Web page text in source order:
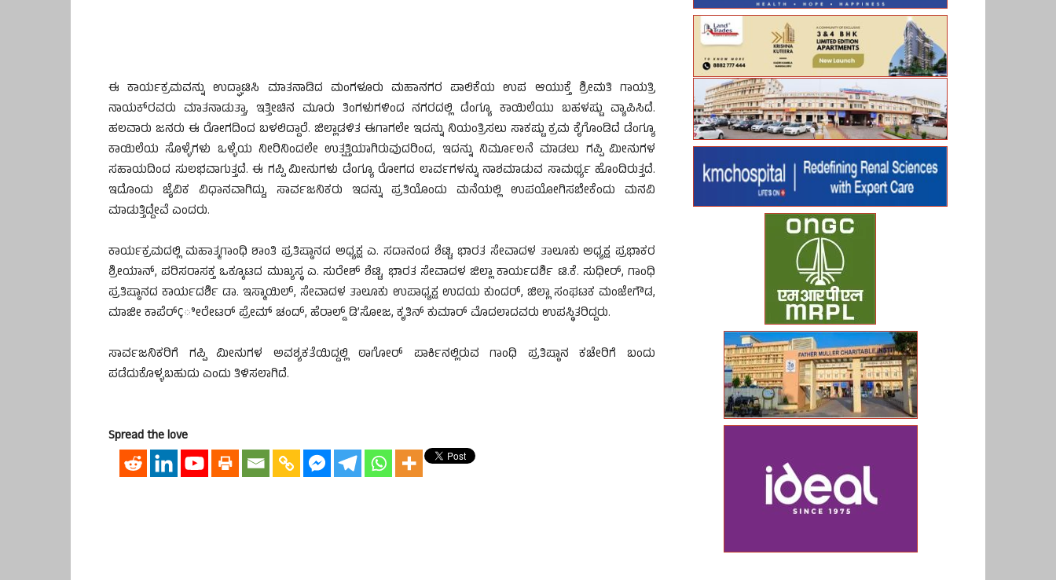
ಈ ಕಾರ್ಯಕ್ರಮವನ್ನು ಉದ್ಘಾಟಿಸಿ ಮಾತನಾಡಿದ ಮಂಗಳೂರು ಮಹಾನಗರ ಪಾಲಿಕೆಯ ಉಪ ಆಯುಕ್ತೆ ಶ್ರೀಮತಿ ಗಾಯತ್ರಿ
ನಾಯಕ್‍ರವರು ಮಾತನಾಡುತ್ತಾ, ಇತ್ತೀಚಿನ ಮೂರು ತಿಂಗಳುಗಳಿಂದ ನಗರದಲ್ಲಿ ಡೆಂಗ್ಯೂ ಕಾಯಿಲೆಯು ಬಹಳಷ್ಟು ವ್ಯಾಪಿಸಿದೆ.
ಹಲವಾರು ಜನರು ಈ ರೋಗದಿಂದ ಬಳಲಿದ್ದಾರೆ. ಜಿಲ್ಲಾಡಳಿತ ಈಗಾಗಲೇ ಇದನ್ನು ನಿಯಂತ್ರಿಸಲು ಸಾಕಷ್ಟು ಕ್ರಮ ಕೈಗೊಂಡಿದೆ ಡೆಂಗ್ಯೂ
ಕಾಯಿಲೆಯ ಸೊಳ್ಳೆಗಳು ಒಳ್ಳೆಯ ನೀರಿನಿಂದಲೇ ಉತ್ಪತ್ತಿಯಾಗಿರುವುದರಿಂದ, ಇದನ್ನು ನಿರ್ಮೂಲನೆ ಮಾಡಲು ಗಪ್ಪಿ ಮೀನುಗಳ
ಸಹಾಯದಿಂದ ಸುಲಭವಾಗುತ್ತದೆ. ಈ ಗಪ್ಪಿ ಮೀನುಗಳು ಡೆಂಗ್ಯೂ ರೋಗದ ಲಾರ್ವಗಳನ್ನು ನಾಶಮಾಡುವ ಸಾಮರ್ಥ್ಯ ಹೊಂದಿರುತ್ತದೆ.
ಇದೊಂದು ಜೈವಿಕ ವಿಧಾನವಾಗಿದ್ದು, ಸಾರ್ವಜನಿಕರು ಇದನ್ನು ಪ್ರತಿಯೊಂದು ಮನೆಯಲ್ಲಿ ಉಪಯೋಗಿಸಬೇಕೆಂದು ಮನವಿ
ಮಾಡುತ್ತಿದ್ದೇವೆ ಎಂದರು.
ಕಾರ್ಯಕ್ರಮದಲ್ಲಿ ಮಹಾತ್ಮಗಾಂಧಿ ಶಾಂತಿ ಪ್ರತಿಷ್ಠಾನದ ಅಧ್ಯಕ್ಷ ಎ. ಸದಾನಂದ ಶೆಟ್ಟಿ, ಭಾರತ ಸೇವಾದಳ ತಾಲೂಕು ಅಧ್ಯಕ್ಷ ಪ್ರಭಾಕರ
ಶ್ರೀಯಾನ್, ಪರಿಸರಾಸಕ್ತ ಒಕ್ಕೂಟದ ಮುಖ್ಯಸ್ಥ ಎ. ಸುರೇಶ್ ಶೆಟ್ಟಿ, ಭಾರತ ಸೇವಾದಳ ಜಿಲ್ಲಾ ಕಾರ್ಯದರ್ಶಿ ಟಿ.ಕೆ. ಸುಧೀರ್, ಗಾಂಧಿ
ಪ್ರತಿಷ್ಠಾನದ ಕಾರ್ಯದರ್ಶಿ ಡಾ. ಇಸ್ಮಾಯಿಲ್, ಸೇವಾದಳ ತಾಲೂಕು ಉಪಾಧ್ಯಕ್ಷ ಉದಯ ಕುಂದರ್, ಜಿಲ್ಲಾ ಸಂಘಟಕ ಮಂಜೇಗೌಡ,
ಮಾಜೀ ಕಾಪೆರ್Çೀರೇಟರ್ ಪ್ರೇಮ್ ಚಂದ್, ಹೆರಾಲ್ಡ್ ಡಿ’ಸೋಜ, ಕೃತಿನ್ ಕುಮಾರ್ ಮೊದಲಾದವರು ಉಪಸ್ಥಿತರಿದ್ದರು.
ಸಾರ್ವಜನಿಕರಿಗೆ ಗಪ್ಪಿ ಮೀನುಗಳ ಅವಶ್ಯಕತೆಯಿದ್ದಲ್ಲಿ ಠಾಗೋರ್ ಪಾರ್ಕಿನಲ್ಲಿರುವ ಗಾಂಧಿ ಪ್ರತಿಷ್ಠಾನ ಕಚೇರಿಗೆ ಬಂದು
ಪಡೆದುಕೊಳ್ಳಬಹುದು ಎಂದು ತಿಳಿಸಲಾಗಿದೆ.
Spread the love